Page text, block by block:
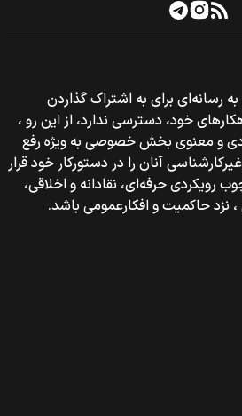
برای به اشتراک گذاردن
خود، دسترسی ندارد، از این رو ،
و معنوی بخش خصوصی به ویژه رفع
آنان را در دستورکار خود قرار
رویکردی حرفه‌ای، نقادانه و اخلاقی،
حاکمیت و افکارعمومی باشد.